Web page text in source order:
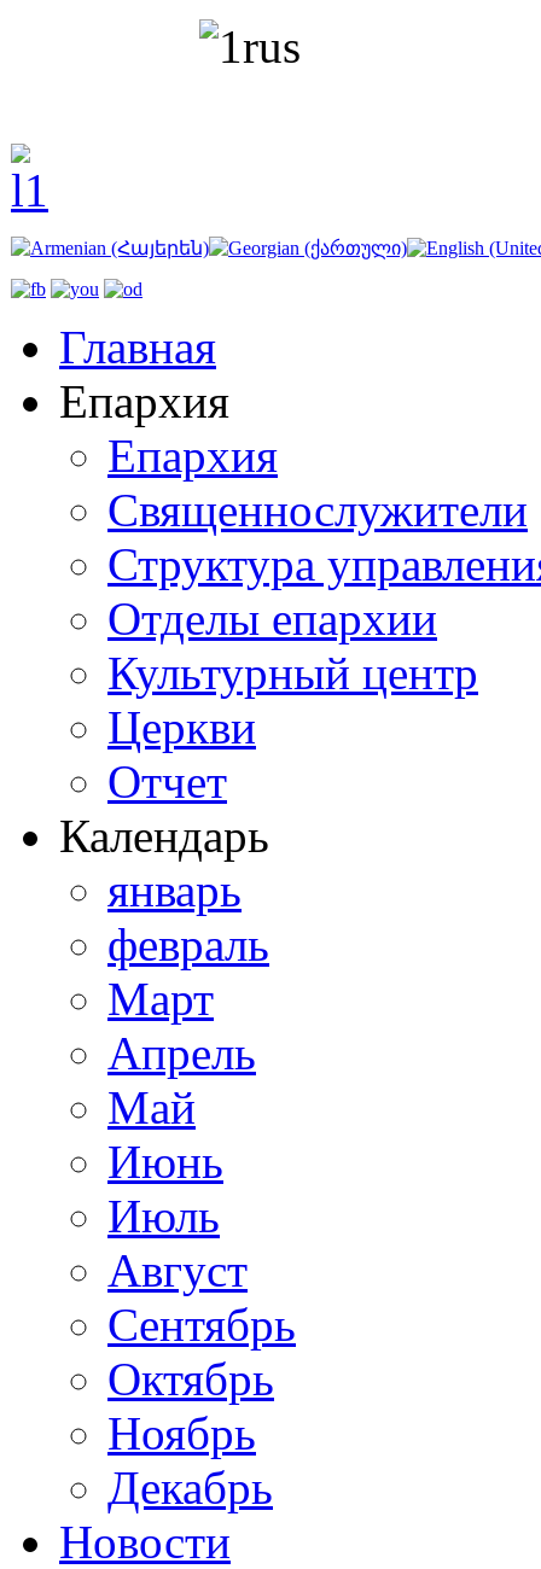
Главная
Епархия
Епархия
Священнослужители
Структура
Отделы епархии
Культурный центр
Церкви
Отчет
Календарь
январь
февраль
Март
Апрель
Май
Июнь
Июль
Август
Сентябрь
Октябрь
Ноябрь
Декабрь
Новости